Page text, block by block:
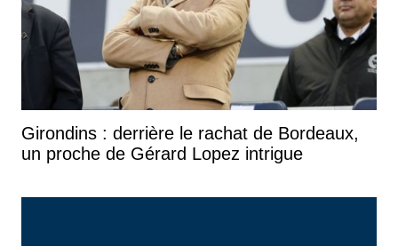
Girondins : derrière le rachat de Bordeaux,
un proche de Gérard Lopez intrigue